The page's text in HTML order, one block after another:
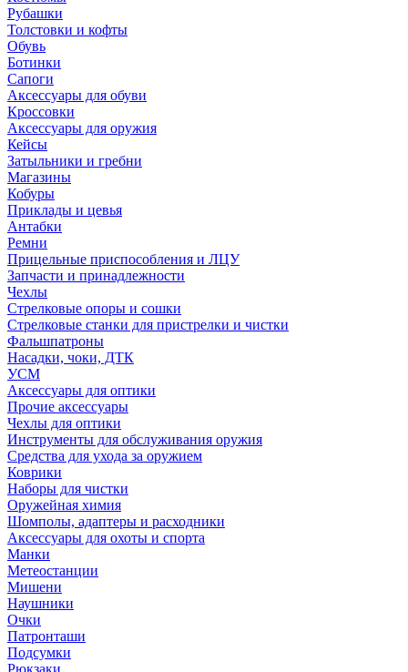
Рубашки
Толстовки и кофты
Обувь
Ботинки
Сапоги
Аксессуары для обуви
Кроссовки
Аксессуары для оружия
Кейсы
Затыльники и гребни
Магазины
Кобуры
Приклады и цевья
Антабки
Ремни
Прицельные приспособления и ЛЦУ
Запчасти и принадлежности
Чехлы
Стрелковые опоры и сошки
Стрелковые станки для пристрелки и чистки
Фальшпатроны
Насадки, чоки, ДТК
УСМ
Аксессуары для оптики
Прочие аксессуары
Чехлы для оптики
Инструменты для обслуживания оружия
Средства для ухода за оружием
Коврики
Наборы для чистки
Оружейная химия
Шомполы, адаптеры и расходники
Аксессуары для охоты и спорта
Манки
Метеостанции
Мишени
Наушники
Очки
Патронташи
Подсумки
Рюкзаки